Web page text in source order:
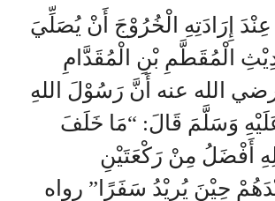
إِرَادَتِهِ الْخُرُوْجَ أَنْ يُصَلِّيَ
الْمُقَطَّمِ بْنِ الْمُقَدَّامِ
الله عنه أَنَّ رَسُوْلَ اللهِ
وَسَلَّمَ قَالَ: “مَا خَلَفَ
أَفْضَلُ مِنْ رَكْعَتَيْنِ
حِيْنَ يُرِيْدُ سَفَرًا” رواه